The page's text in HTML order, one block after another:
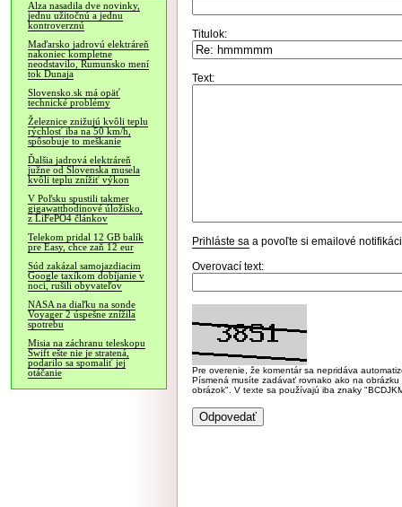
Alza nasadila dve novinky,
jednu užitočnú a jednu
kontroverznú
Maďarsko jadrovú elektráreň
nakoniec kompletne
neodstavilo, Rumunsko mení
tok Dunaja
Slovensko.sk má opäť
technické problémy
Železnice znižujú kvôli teplu
rýchlosť iba na 50 km/h,
spôsobuje to meškanie
Ďalšia jadrová elektráreň
južne od Slovenska musela
kvôli teplu znížiť výkon
V Poľsku spustili takmer
gigawatthodinové úložisko,
z LiFePO4 článkov
Telekom pridal 12 GB balík
pre Easy, chce zaň 12 eur
Súd zakázal samojazdiacim
Google taxíkom dobíjanie v
noci, rušili obyvateľov
NASA na diaľku na sonde
Voyager 2 úspešne znížila
spotrebu
Misia na záchranu teleskopu
Swift ešte nie je stratená,
podarilo sa spomaliť jej
otáčanie
Titulok:
Text:
Prihláste sa a povoľte si emailové
Overovací text:
Pre overenie, že komentár sa nepridáva
Písmená musíte zadávať rovnako ako na
obrázok". V texte sa používajú iba znaky